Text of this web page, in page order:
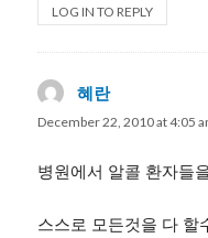
LOG IN TO REPLY
혜란says:
December 22, 2010 at 4:05
병원에서 알콜 환자들
스스로 모든것을 다 할